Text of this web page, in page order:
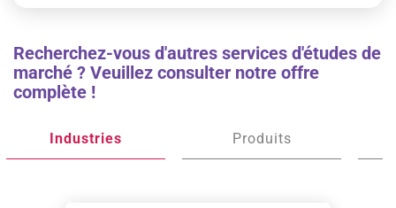
Recherchez-vous d'autres services d'études de
marché ? Veuillez consulter notre offre
complète !
Industries Produits